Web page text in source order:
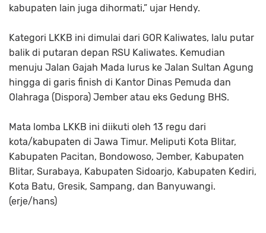
kabupaten lain juga dihormati,” ujar Hendy.
Kategori LKKB ini dimulai dari GOR Kaliwates, lalu putar
balik di putaran depan RSU Kaliwates. Kemudian
menuju Jalan Gajah Mada lurus ke Jalan Sultan Agung
hingga di garis finish di Kantor Dinas Pemuda dan
Olahraga (Dispora) Jember atau eks Gedung BHS.
Mata lomba LKKB ini diikuti oleh 13 regu dari
kota/kabupaten di Jawa Timur. Meliputi Kota Blitar,
Kabupaten Pacitan, Bondowoso, Jember, Kabupaten
Blitar, Surabaya, Kabupaten Sidoarjo, Kabupaten Kediri,
Kota Batu, Gresik, Sampang, dan Banyuwangi.
(erje/hans)